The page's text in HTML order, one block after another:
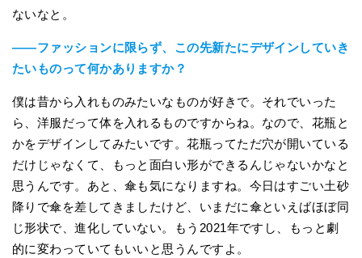
ないなと。
――ファッションに限らず、この先新たにデザインしていき
たいものって何かありますか？
僕は昔から入れものみたいなものが好きで。それでいった
ら、洋服だって体を入れるものですからね。なので、花瓶と
かをデザインしてみたいです。花瓶ってただ穴が開いている
だけじゃなくて、もっと面白い形ができるんじゃないかなと
思うんです。あと、傘も気になりますね。今日はすごい土砂
降りで傘を差してきましたけど、いまだに傘といえばほぼ同
じ形状で、進化していない。もう2021年ですし、もっと劇
的に変わっていてもいいと思うんですよ。